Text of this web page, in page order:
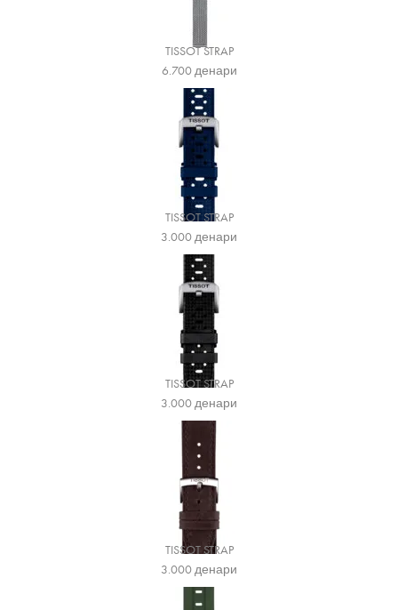
TISSOT STRAP
6.700денари
TISSOT STRAP
3.000денари
TISSOT STRAP
3.000денари
TISSOT STRAP
3.000денари